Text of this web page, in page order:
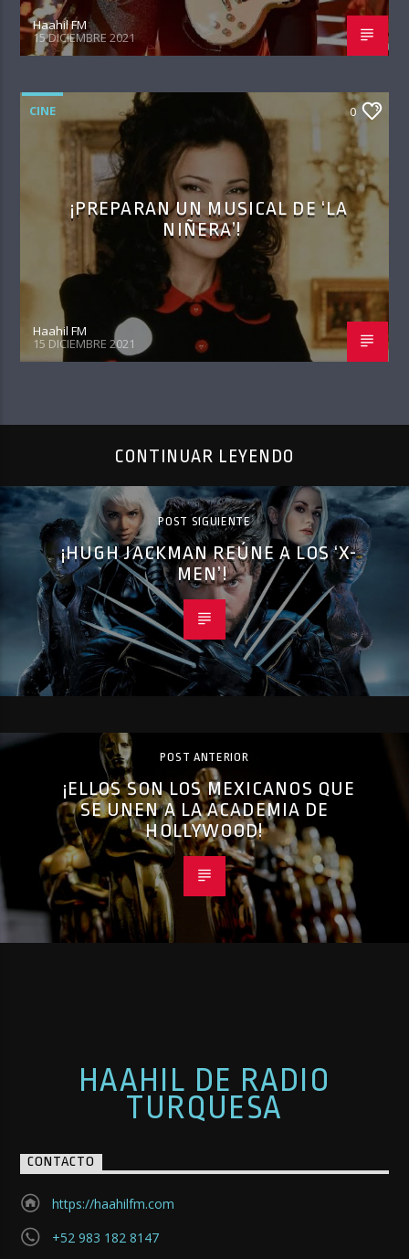
Haahil FM
15 DICIEMBRE 2021
CINE 0
¡PREPARAN UN MUSICAL DE ‘LA
NIÑERA’!
Haahil FM
15 DICIEMBRE 2021
CONTINUAR LEYENDO
POST SIGUIENTE
¡HUGH JACKMAN REÚNE A LOS ‘X-
MEN’!
POST ANTERIOR
¡ELLOS SON LOS MEXICANOS QUE
SE UNEN A LA ACADEMIA DE
HOLLYWOOD!
HAAHIL DE RADIO
TURQUESA
CONTACTO
https://haahilfm.com
+52 983 182 8147